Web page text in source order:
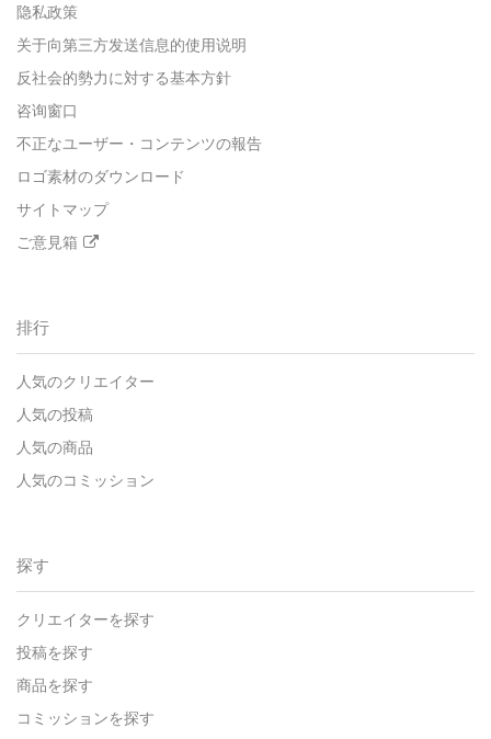
隐私政策
关于向第三方发送信息的使用说明
反社会的勢力に対する基本方針
咨询窗口
不正なユーザー・コンテンツの報告
ロゴ素材のダウンロード
サイトマップ
ご意見箱
排行
人気のクリエイター
人気の投稿
人気の商品
人気のコミッション
探す
クリエイターを探す
投稿を探す
商品を探す
コミッションを探す